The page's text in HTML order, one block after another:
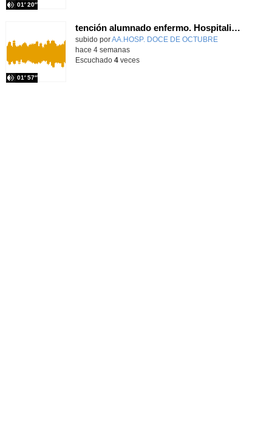
01′ 20″
tención alumnado enfermo. Hospitalización Psiquiátrica. María del Carmen Sanz Segura
Contenido educativo.
subido porAA.HOSP. DOCE DE OCTUBRE
01′ 57″
-
hace 4 semanas
Escuchado 4veces